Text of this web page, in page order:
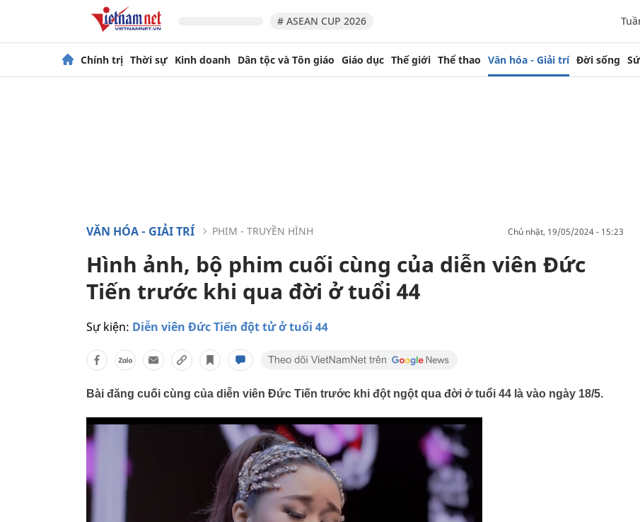
# ASEAN CUP 2026
Chính trị Thời sự Kinh doanh Dân tộc và Tôn giáo Giáo dục Thế giới Thể thao Văn hóa - Giải trí Đời sống
VĂN HÓA - GIẢI TRÍ PHIM - TRUYỀN HÌNH chủ nhật, 19/05/2024 - 15:23
Hình ảnh, bộ phim cuối cùng của diễn viên Đức
Tiến trước khi qua đời ở tuổi 44
Sự kiện: Diễn viên Đức Tiến đột tử ở tuổi 44
Bài đăng cuối cùng của diễn viên Đức Tiến trước khi đột ngột qua đời ở tuổi 44 là vào ngày 18/5.